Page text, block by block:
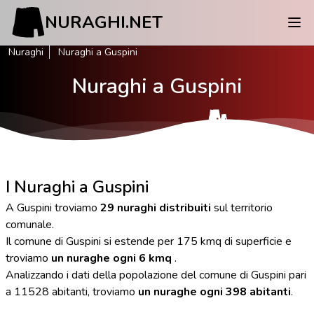
NURAGHI.NET
Nuraghi Nuraghi a Guspini
Nuraghi a Guspini
I Nuraghi a Guspini
A Guspini troviamo 29 nuraghi distribuiti sul territorio
comunale.
Il comune di Guspini si estende per 175 kmq di superficie e
troviamo un nuraghe ogni 6 kmq .
Analizzando i dati della popolazione del comune di Guspini pari
a 11528 abitanti, troviamo un nuraghe ogni 398 abitanti.